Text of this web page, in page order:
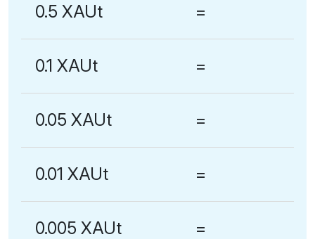
0.5 XAUt =
0.1 XAUt =
0.05 XAUt =
0.01 XAUt =
0.005 XAUt =